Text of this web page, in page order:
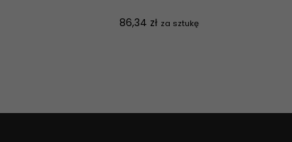
Cena
86,34 zł za sztukę